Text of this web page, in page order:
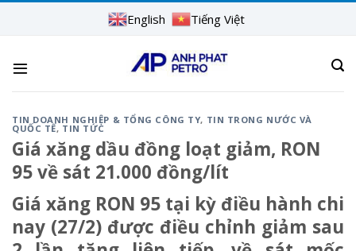
English Tiếng Việt
TIN DOANH NGHIỆP & TỔNG CÔNG TY, TIN TRONG NƯỚC VÀ
QUỐC TẾ, TIN TỨC
Giá xăng dầu đồng loạt giảm, RON
95 về sát 21.000 đồng/lít
Giá xăng RON 95 tại kỳ điều hành chi
nay (27/2) được điều chỉnh giảm sau